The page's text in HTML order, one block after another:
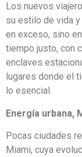
Los nuevos
su estilo de vida
en exceso, sino
tiempo justo, con
enclaves
lugares donde el
lo esencial.
Energía urbana,
Pocas ciudades
Miami, cuya